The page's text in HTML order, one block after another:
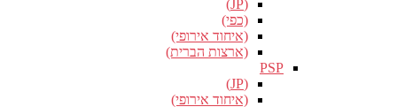
(JP)
(כפי)
(איחוד אירופי)
(ארצות הברית)
PSP
(JP)
(איחוד אירופי)